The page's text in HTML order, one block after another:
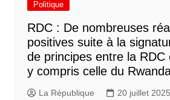
Politique
RDC : De nombreuses
positives suite à la
de principes entre la RDC
y compris celle du
La République 20 juillet 2025